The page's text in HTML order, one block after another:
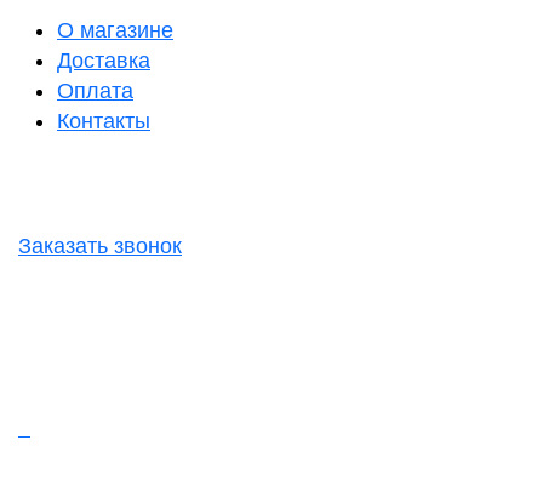
О магазине
Доставка
Оплата
Контакты
Заказать звонок